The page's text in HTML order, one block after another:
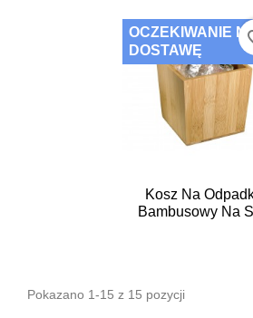
Kosz Na
Bambusowy Na
OCZEKIWANIE
DOSTAWĘ
Pokazano 1-15 z 15 pozycji